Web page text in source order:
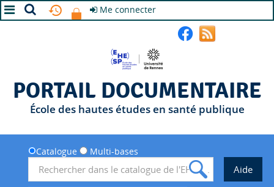
Me connecter
PORTAIL DOCUMENTAIRE
École des hautes études en santé publique
Catalogue Multi-bases